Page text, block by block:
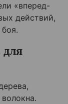
«вперед-
действий,
для